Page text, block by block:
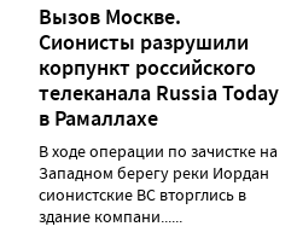
Вызов Москве.
Сионисты разрушили
корпункт российского
телеканала Russia Today
в Рамаллахе
В ходе операции по зачистке на
Западном берегу реки Иордан
сионистские ВС вторглись в
здание компани......